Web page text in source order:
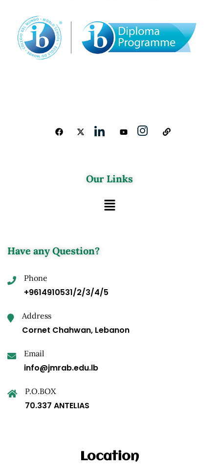
Our Links
Have any Question?
Phone
+9614910531/2/3/4/5
Address
Cornet Chahwan, Lebanon
Email
info@jmrab.edu.lb
P.O.BOX
70.337 ANTELIAS
Location